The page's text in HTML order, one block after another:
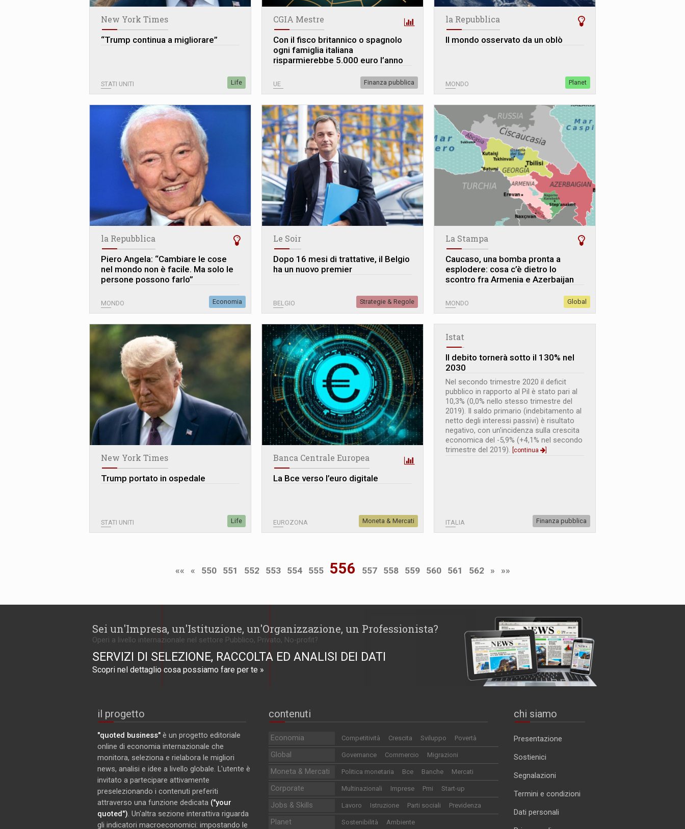
New York Times
“Trump continua a migliorare”
STATI UNITI Life
CGIA Mestre
Con il fisco britannico o spagnolo
ogni famiglia italiana
risparmierebbe 5.000 euro l’anno
UE Finanza pubblica
la Repubblica
Il mondo osservato da un oblò
MONDO Planet
la Repubblica
Piero Angela: “Cambiare le cose
nel mondo non è facile. Ma solo le
persone possono farlo”
MONDO Economia
Le Soir
Dopo 16 mesi di trattative, il Belgio
ha un nuovo premier
BELGIO Strategie & Regole
La Stampa
Caucaso, una bomba pronta a
esplodere: cosa c’è dietro lo
scontro fra Armenia e Azerbaijan
MONDO Global
New York Times
Trump portato in ospedale
STATI UNITI Life
Banca Centrale Europea
La Bce verso l’euro digitale
EUROZONA Moneta & Mercati
Istat
Il debito tornerà sotto il 130% nel
2030
Nel secondo trimestre 2020 il deficit
pubblico in rapporto al Pil è stato pari al
10,3% (0,0% nello stesso trimestre del
2019). Il saldo primario (indebitamento al
netto degli interessi passivi) è risultato
negativo, con un'incidenza sulla crescita
economica del -5,9% (+4,1% nel secondo
trimestre del 2019). [continua ]
ITALIA Finanza pubblica
«« « 550 551 552 553 554 555 556 557 558 559 560 561 562 » »»
Sei un'Impresa, un'Istituzione, un'Organizzazione, un Professionista?
Operi a livello internazionale nel settore Pubblico, Privato, No-profit?
SERVIZI DI SELEZIONE, RACCOLTA ED ANALISI DEI DATI
Scopri nel dettaglio cosa possiamo fare per te »
il progetto
"quoted business" è un progetto editoriale
online di economia internazionale che
monitora, seleziona e rielabora le migliori
news, analisi e idee a livello globale. L'utente è
invitato a partecipare attivamente
preselezionando i contenuti preferiti
attraverso una funzione dedicata ("your
quoted"). Un'altra sezione interattiva riguarda
gli indicatori macroeconomici: impostando le
contenuti
Economia Competitività Crescita Sviluppo Povertà
Global Governance Commercio Migrazioni
Moneta & Mercati Politica monetaria Bce Banche Mercati
Corporate Multinazionali Imprese Pmi Start-up
Jobs & Skills Lavoro Istruzione Parti sociali Previdenza
Planet Sostenibilità Ambiente
chi siamo
Presentazione
Sostienici
Segnalazioni
Termini e condizioni
Dati personali